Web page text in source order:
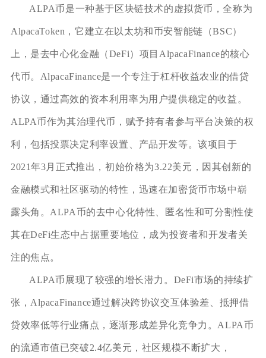
ALPA币是一种基于区块链技术的虚拟货币，全称为
AlpacaToken，它建立在以太坊和币安智能链（BSC）
上，是去中心化金融（DeFi）项目AlpacaFinance的核心
代币。AlpacaFinance是一个专注于杠杆收益农业的借贷
协议，通过高效的资本利用率为用户提供稳定的收益。
ALPA币作为其治理代币，赋予持有者参与平台决策的权
利，包括投票决定利率设置、产品开发等。该项目于
2021年3月正式推出，初始价格为3.22美元，因其创新的
金融模式和社区驱动的特性，迅速在加密货币市场中崭
露头角。ALPA币的去中心化特性、匿名性和可分割性使
其在DeFi生态中占据重要地位，成为投资者和开发者关
注的焦点。
ALPA币展现了较强的增长潜力。DeFi市场的持续扩
张，AlpacaFinance通过解决跨协议交互体验差、抵押借
贷效率低等行业痛点，逐渐形成差异化竞争力。ALPA币
的流通市值已突破2.4亿美元，社区规模不断扩大，